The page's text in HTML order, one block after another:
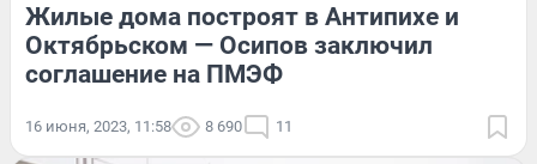
Жилые дома построят в Антипихе и
Октябрьском — Осипов заключил
соглашение на ПМЭФ
16 июня, 2023, 11:58 8 690 11